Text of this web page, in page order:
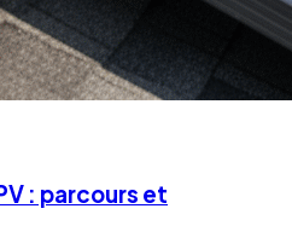
: parcours et